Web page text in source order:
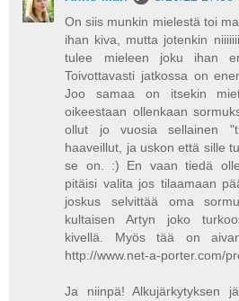
On siis munkin mielestä toi
ihan kiva, mutta jotenkin
tulee mieleen joku ihan
Toivottavasti jatkossa on
Joo samaa on itsekin
oikeestaan ollenkaan
ollut jo vuosia sellainen
haaveillut, ja uskon että sille
se on. :) En vaan tiedä
pitäisi valita jos tilaamaan
joskus selvittää oma
kultaisen Artyn joko
kivellä. Myös tää on
http://www.net-a-porter.com/
Ja niinpä! Alkujärkytyksen